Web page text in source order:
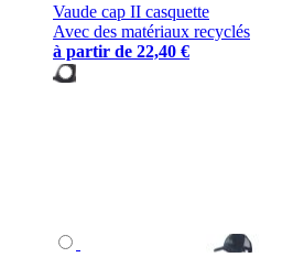
Vaude cap II casquette
Avec des matériaux recyclés
à partir de 22,40 €